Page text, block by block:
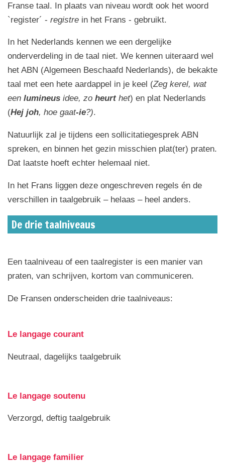
Franse taal. In plaats van niveau wordt ook het woord
`register´ - registre in het Frans - gebruikt.
In het Nederlands kennen we een dergelijke
onderverdeling in de taal niet. We kennen uiteraard wel
het ABN (Algemeen Beschaafd Nederlands), de bekakte
taal met een hete aardappel in je keel (Zeg kerel, wat
een lumineus idee, zo heurt het) en plat Nederlands
(Hej joh, hoe gaat-ie?).
Natuurlijk zal je tijdens een sollicitatiegesprek ABN
spreken, en binnen het gezin misschien plat(ter) praten.
Dat laatste hoeft echter helemaal niet.
In het Frans liggen deze ongeschreven regels én de
verschillen in taalgebruik – helaas – heel anders.
De drie taalniveaus
Een taalniveau of een taalregister is een manier van
praten, van schrijven, kortom van communiceren.
De Fransen onderscheiden drie taalniveaus:
Le langage courant
Neutraal, dagelijks taalgebruik
Le langage soutenu
Verzorgd, deftig taalgebruik
Le langage familier